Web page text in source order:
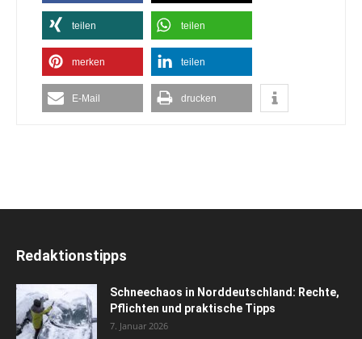
teilen teilen
merken teilen
E-Mail drucken
Redaktionstipps
Schneechaos in Norddeutschland: Rechte,
Pflichten und praktische Tipps
7. Januar 2026